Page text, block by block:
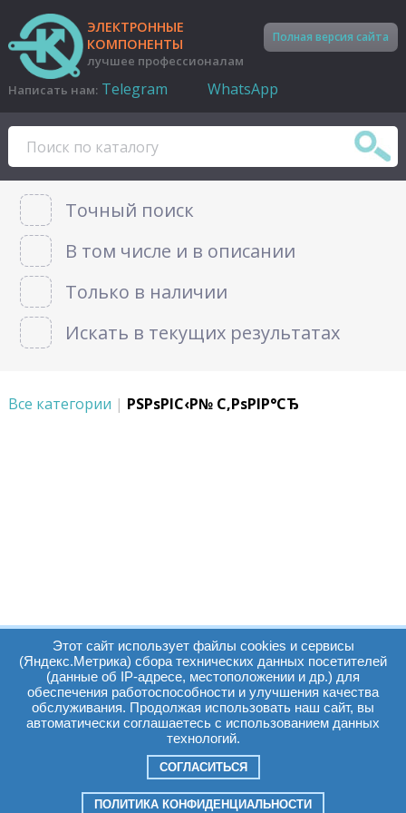
ЭЛЕКТРОННЫЕ
КОМПОНЕНТЫ
лучшее профессионалам
Полная версия сайта
Написать нам: Telegram WhatsApp
Точный поиск
В том числе и в описании
Только в наличии
Искать в текущих результатах
Все категории | РЅРѕРІС‹Р№ С‚РѕРІР°СЂ
Часы работы:
Суб. Воскр. вых.
Томск, пр. Ленина г,
д. 159
Этот сайт использует файлы cookies и сервисы
(Яндекс.Метрика) сбора технических данных посетителей
(данные об IP-адресе, местоположении и др.) для
обеспечения работоспособности и улучшения качества
обслуживания. Продолжая использовать наш сайт, вы
автоматически соглашаетесь с использованием данных
технологий.
СОГЛАСИТЬСЯ
ПОЛИТИКА КОНФИДЕНЦИАЛЬНОСТИ